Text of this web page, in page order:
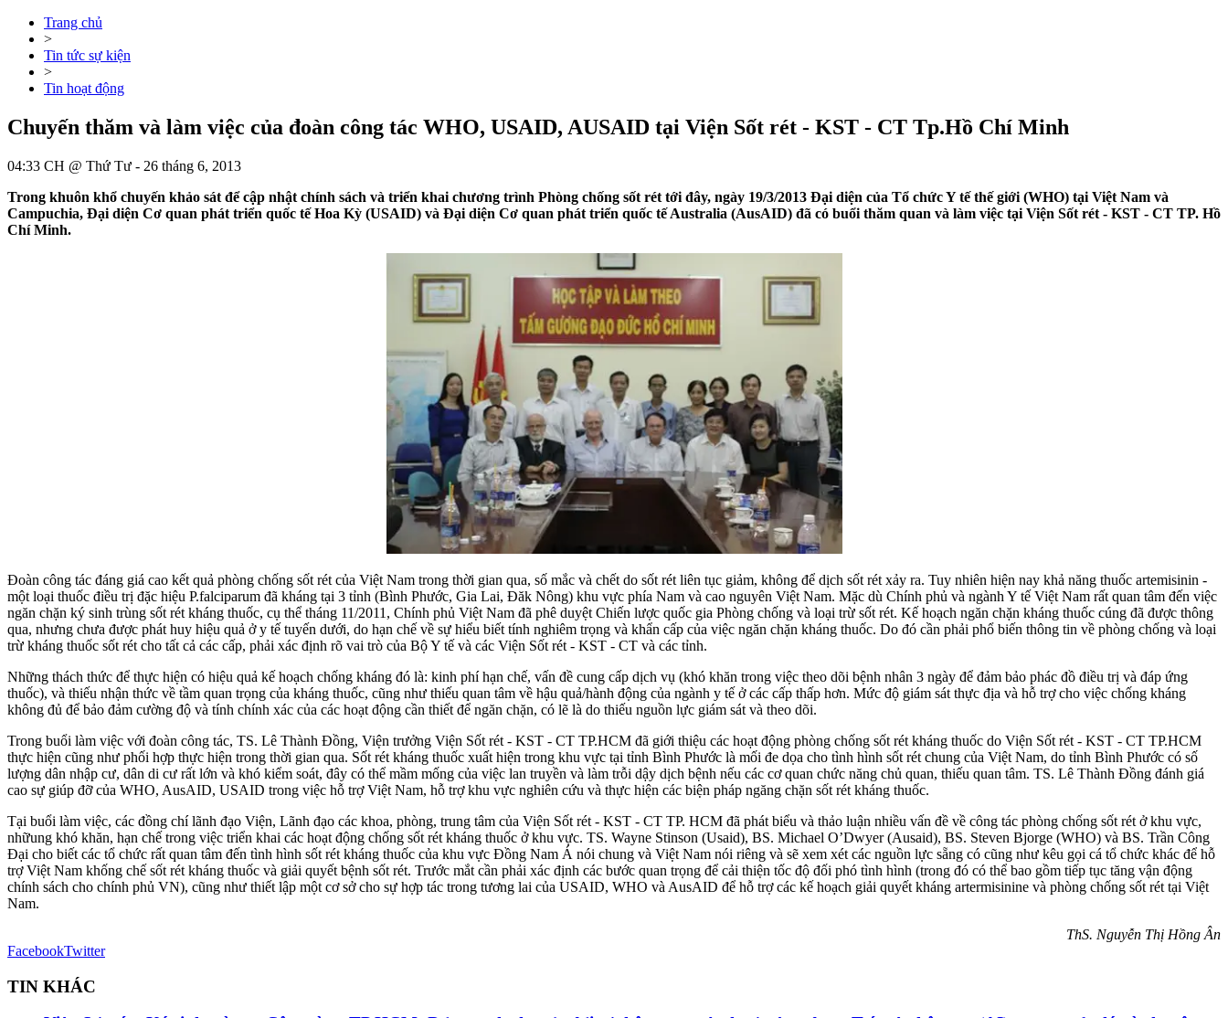
Trang chủ
>
Tin tức sự kiện
>
Tin hoạt động
Chuyến thăm và làm việc của đoàn công tác WHO, USAID, AUSAID tại Viện Sốt rét - KST - CT Tp.Hồ Chí Minh
04:33 CH @ Thứ Tư - 26 tháng 6, 2013
Trong khuôn khổ chuyến khảo sát để cập nhật chính sách và triển khai chương trình Phòng chống sốt rét tới đây, ngày 19/3/2013 Đại diện của Tổ chức Y tế thế giới (WHO) tại Việt Nam và
Campuchia, Đại diện Cơ quan phát triển quốc tế Hoa Kỳ (USAID) và Đại diện Cơ quan phát triển quốc tế Australia (AusAID) đã có buổi thăm quan và làm việc tại Viện Sốt rét - KST - CT TP. Hồ
Chí Minh.
Đoàn công tác đáng giá cao kết quả phòng chống sốt rét của Việt Nam trong thời gian qua, số mắc và chết do sốt rét liên tục giảm, không để dịch sốt rét xảy ra. Tuy nhiên hiện nay khả năng thuốc artemisinin -
một loại thuốc điều trị đặc hiệu P.falciparum đã kháng tại 3 tỉnh (Bình Phước, Gia Lai, Đăk Nông) khu vực phía Nam và cao nguyên Việt Nam. Mặc dù Chính phủ và ngành Y tế Việt Nam rất quan tâm đến việc
ngăn chặn ký sinh trùng sốt rét kháng thuốc, cụ thể tháng 11/2011, Chính phủ Việt Nam đã phê duyệt Chiến lược quốc gia Phòng chống và loại trừ sốt rét. Kế hoạch ngăn chặn kháng thuốc cúng đã được thông
qua, nhưng chưa được phát huy hiệu quả ở y tế tuyến dưới, do hạn chế về sự hiểu biết tính nghiêm trọng và khẩn cấp của việc ngăn chặn kháng thuốc. Do đó cần phải phổ biến thông tin về phòng chống và loại
trừ kháng thuốc sốt rét cho tất cả các cấp, phải xác định rõ vai trò của Bộ Y tế và các Viện Sốt rét - KST - CT và các tỉnh.
Những thách thức để thực hiện có hiệu quả kế hoạch chống kháng đó là: kinh phí hạn chế, vấn đề cung cấp dịch vụ (khó khăn trong việc theo dõi bệnh nhân 3 ngày để đảm bảo phác đồ điều trị và đáp ứng
thuốc), và thiếu nhận thức về tầm quan trọng của kháng thuốc, cũng như thiếu quan tâm về hậu quả/hành động của ngành y tế ở các cấp thấp hơn. Mức độ giám sát thực địa và hỗ trợ cho việc chống kháng
không đủ để bảo đảm cường độ và tính chính xác của các hoạt động cần thiết để ngăn chặn, có lẽ là do thiếu nguồn lực giám sát và theo dõi.
Trong buổi làm việc với đoàn công tác, TS. Lê Thành Đồng, Viện trưởng Viện Sốt rét - KST - CT TP.HCM đã giới thiệu các hoạt động phòng chống sốt rét kháng thuốc do Viện Sốt rét - KST - CT TP.HCM
thực hiện cũng như phối hợp thực hiện trong thời gian qua. Sốt rét kháng thuốc xuất hiện trong khu vực tại tỉnh Bình Phước là mối đe dọa cho tình hình sốt rét chung của Việt Nam, do tỉnh Bình Phước có số
lượng dân nhập cư, dân di cư rất lớn và khó kiểm soát, đây có thể mầm mống của việc lan truyền và làm trỗi dậy dịch bệnh nếu các cơ quan chức năng chủ quan, thiếu quan tâm. TS. Lê Thành Đồng đánh giá
cao sự giúp đỡ của WHO, AusAID, USAID trong việc hỗ trợ Việt Nam, hỗ trợ khu vực nghiên cứu và thực hiện các biện pháp ngăng chặn sốt rét kháng thuốc.
Tại buổi làm việc, các đồng chí lãnh đạo Viện, Lãnh đạo các khoa, phòng, trung tâm của Viện Sốt rét - KST - CT TP. HCM đã phát biểu và thảo luận nhiều vấn đề về công tác phòng chống sốt rét ở khu vực,
nhữung khó khăn, hạn chế trong việc triển khai các hoạt động chống sốt rét kháng thuốc ở khu vực. TS. Wayne Stinson (Usaid), BS. Michael O’Dwyer (Ausaid), BS. Steven Bjorge (WHO) và BS. Trần Công
Đại cho biết các tổ chức rất quan tâm đến tình hình sốt rét kháng thuốc của khu vực Đồng Nam Á nói chung và Việt Nam nói riêng và sẽ xem xét các nguồn lực sẵng có cũng như kêu gọi cá tổ chức khác để hỗ
trợ Việt Nam khống chế sốt rét kháng thuốc và giải quyết bệnh sốt rét. Trước mắt cần phải xác định các bước quan trọng để cải thiện tốc độ đối phó tình hình (trong đó có thể bao gồm tiếp tục tăng vận động
chính sách cho chính phủ VN), cũng như thiết lập một cơ sở cho sự hợp tác trong tương lai của USAID, WHO và AusAID để hỗ trợ các kế hoạch giải quyết kháng artermisinine và phòng chống sốt rét tại Việt
Nam.
ThS. Nguyễn Thị Hồng Ân
FacebookTwitter
TIN KHÁC